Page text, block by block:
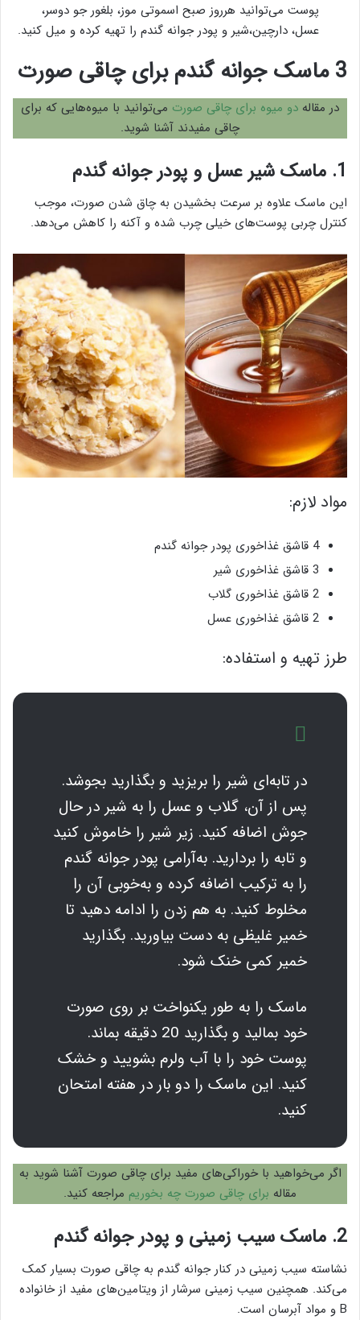
پوست می‌توانید هرروز صبح اسموتی موز، بلغور جو دوسر،
عسل، دارچین،شیر و پودر جوانه گندم را تهیه کرده و میل کنید.
3 ماسک جوانه گندم برای چاقی صورت
در مقاله دو میوه برای چاقی صورت می‌توانید با میوه‌هایی که برای
چاقی مفیدند آشنا شوید.
1. ماسک شیر عسل و پودر جوانه گندم
این ماسک علاوه بر سرعت بخشیدن به چاق شدن صورت، موجب
کنترل چربی پوست‌های خیلی چرب شده و آکنه را کاهش می‌دهد.
مواد لازم:
4 قاشق غذاخوری پودر جوانه گندم
3 قاشق غذاخوری شیر
2 قاشق غذاخوری گلاب
2 قاشق غذاخوری عسل
طرز تهیه و استفاده:
در تابه‌ای شیر را بریزید و بگذارید بجوشد.
پس از آن، گلاب و عسل را به شیر در حال
جوش اضافه کنید. زیر شیر را خاموش کنید
و تابه را بردارید. به‌آرامی پودر جوانه گندم
را به ترکیب اضافه کرده و به‌خوبی آن را
مخلوط کنید. به هم زدن را ادامه دهید تا
خمیر غلیظی به دست بیاورید. بگذارید
خمیر کمی خنک شود.
ماسک را به طور یکنواخت بر روی صورت
خود بمالید و بگذارید 20 دقیقه بماند.
پوست خود را با آب ولرم بشویید و خشک
کنید. این ماسک را دو بار در هفته امتحان
کنید.
اگر می‌خواهید با خوراکی‌های مفید برای چاقی صورت آشنا شوید به
مقاله برای چاقی صورت چه بخوریم مراجعه کنید.
2. ماسک سیب زمینی و پودر جوانه گندم
نشاسته سیب زمینی در کنار جوانه گندم به چاقی صورت بسیار کمک
می‌کند. همچنین سیب زمینی سرشار از ویتامین‌های مفید از خانواده
B و مواد آبرسان است.